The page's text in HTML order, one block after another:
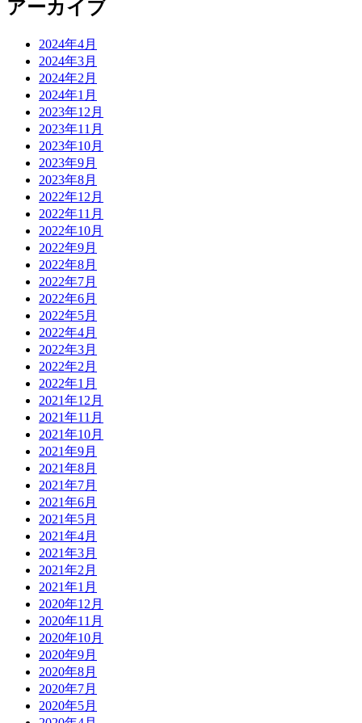
アーカイブ
2024年4月
2024年3月
2024年2月
2024年1月
2023年12月
2023年11月
2023年10月
2023年9月
2023年8月
2022年12月
2022年11月
2022年10月
2022年9月
2022年8月
2022年7月
2022年6月
2022年5月
2022年4月
2022年3月
2022年2月
2022年1月
2021年12月
2021年11月
2021年10月
2021年9月
2021年8月
2021年7月
2021年6月
2021年5月
2021年4月
2021年3月
2021年2月
2021年1月
2020年12月
2020年11月
2020年10月
2020年9月
2020年8月
2020年7月
2020年5月